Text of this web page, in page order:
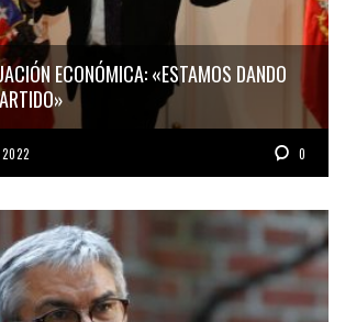
ECONÓMICA: «ESTAMOS DANDO
0